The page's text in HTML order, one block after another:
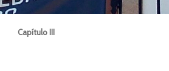
Capítulo III